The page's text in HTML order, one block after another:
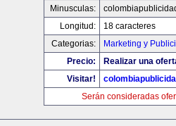
Minusculas:
Longitud:
18 caracteres
Categorias:
Marketing y
Precio:
Realizar una
Visitar!
Serán consideradas